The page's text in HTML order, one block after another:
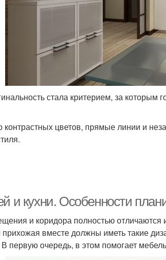
стала критерием, за которым
контрастных цветов, прямые линии и
и кухни. Особенности
и коридора полностью
вместе должны иметь такие
первую очередь, в этом помогает